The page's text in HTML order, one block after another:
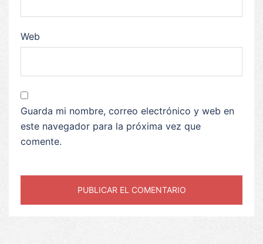
Web
Guarda mi nombre, correo electrónico y web en
este navegador para la próxima vez que
comente.